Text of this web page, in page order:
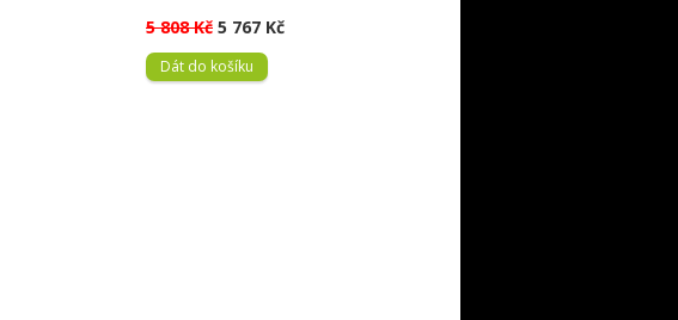
5 808 Kč 5 767 Kč
Dát do košíku